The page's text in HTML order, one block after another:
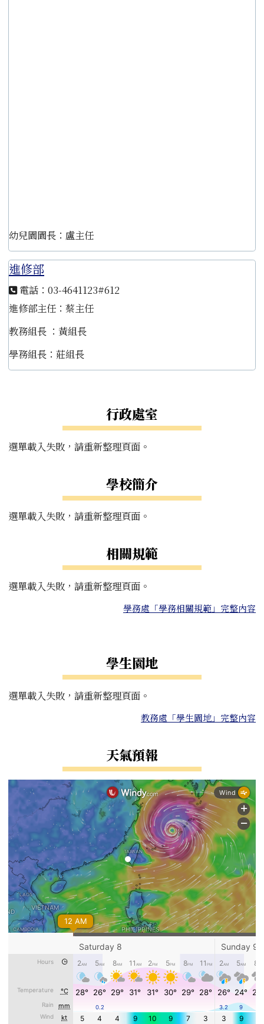
幼兒園園長：盧主任
進修部
電話：03-4641123#612
進修部主任：蔡主任
教務組長 ：黃組長
學務組長：莊組長
行政處室
選單載入失敗，請重新整理頁面。
學校簡介
選單載入失敗，請重新整理頁面。
相關規範
選單載入失敗，請重新整理頁面。
學務處「學務相關規範」完整內容
學生園地
選單載入失敗，請重新整理頁面。
教務處「學生園地」完整內容
天氣預報